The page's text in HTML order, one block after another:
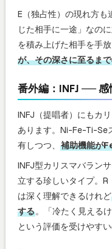
E（独占性）の現れ方も
じた相手に一途」なの
を積み上げた相手を手放
が、その深さに至るま
番外編：INFJ ──
INFJ（提唱者）にもカ
あります。Ni-Fe-Ti-Se
有しつつ、 補助機能が
INFJ型カリスマバラン
立する珍しいタイプ。
は深く理解できるけれど
する。「冷たく見える
という評価を受けやす